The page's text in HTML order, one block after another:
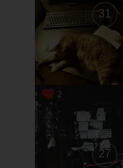
31
27
2